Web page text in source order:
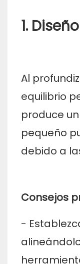
1.
Al
equilibrio
produce
pequeño
debido a
Consejos
-